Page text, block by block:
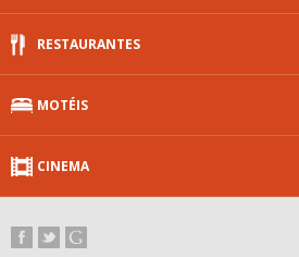
RESTAURANTES
MOTÉIS
CINEMA